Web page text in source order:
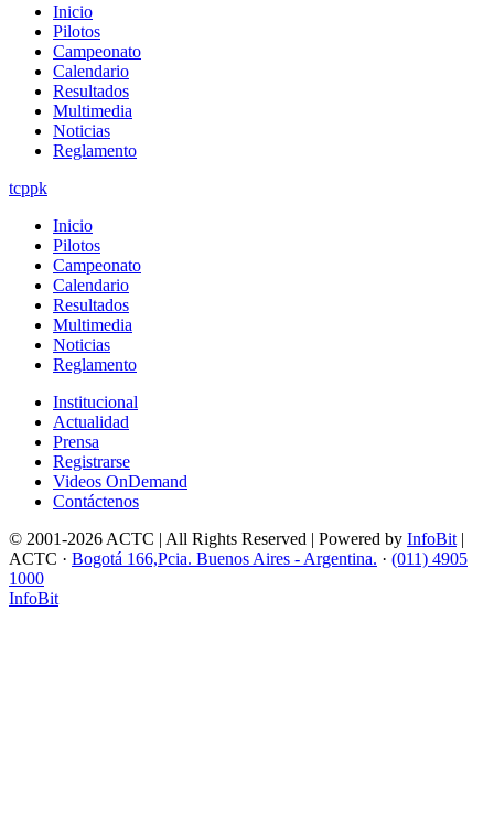
Inicio
Pilotos
Campeonato
Calendario
Resultados
Multimedia
Noticias
Reglamento
tcppk
Inicio
Pilotos
Campeonato
Calendario
Resultados
Multimedia
Noticias
Reglamento
Institucional
Actualidad
Prensa
Registrarse
Videos OnDemand
Contáctenos
© 2001-2026 ACTC | All Rights Reserved | Powered by InfoBit |
ACTC · Bogotá 166,Pcia. Buenos Aires - Argentina. · (011) 4905
1000
InfoBit